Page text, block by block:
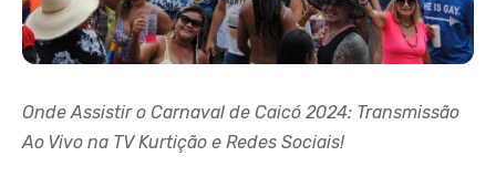
Onde Assistir o Carnaval de Caicó 2024: Transmissão
Ao Vivo na TV Kurtição e Redes Sociais!